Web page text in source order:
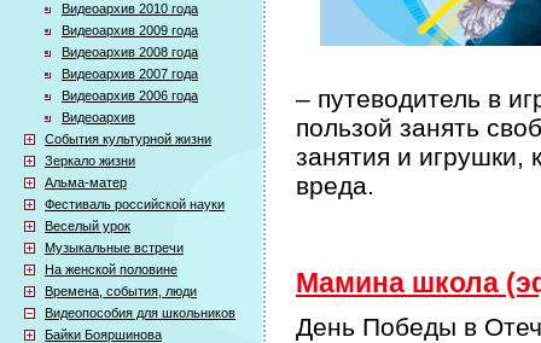
Видеоархив 2010 года
Видеоархив 2009 года
Видеоархив 2008 года
Видеоархив 2007 года
Видеоархив 2006 года
Видеоархив
События культурной жизни
Зеркало жизни
Альма-матер
Фестиваль российской науки
Веселый урок
Музыкальные встречи
На женской половине
Времена, события, люди
Видеопособия для школьников
Байки Бояршинова
– путеводитель в
пользой занять
занятия и игрушки,
вреда.
Мамина школа
День Победы в